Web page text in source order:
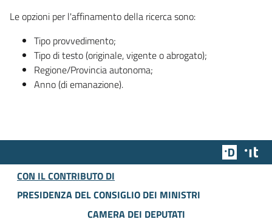
Le opzioni per l'affinamento della ricerca sono:
Tipo provvedimento;
Tipo di testo (originale, vigente o abrogato);
Regione/Provincia autonoma;
Anno (di emanazione).
Team
CON IL CONTRIBUTO DI
PRESIDENZA DEL CONSIGLIO DEI MINISTRI
CAMERA DEI DEPUTATI